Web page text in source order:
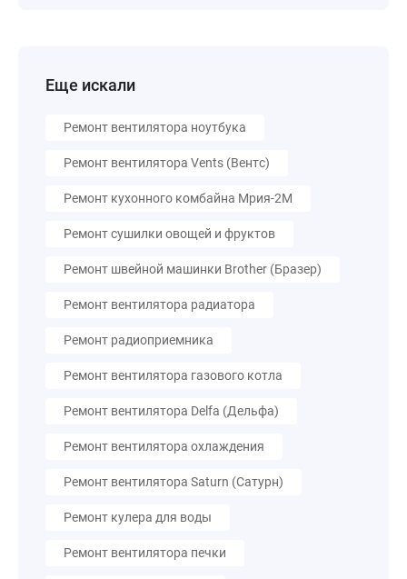
Еще искали
Ремонт вентилятора ноутбука
Ремонт вентилятора Vents (Вентс)
Ремонт кухонного комбайна Мрия-2М
Ремонт сушилки овощей и фруктов
Ремонт швейной машинки Brother (Бразер)
Ремонт вентилятора радиатора
Ремонт радиоприемника
Ремонт вентилятора газового котла
Ремонт вентилятора Delfa (Дельфа)
Ремонт вентилятора охлаждения
Ремонт вентилятора Saturn (Сатурн)
Ремонт кулера для воды
Ремонт вентилятора печки